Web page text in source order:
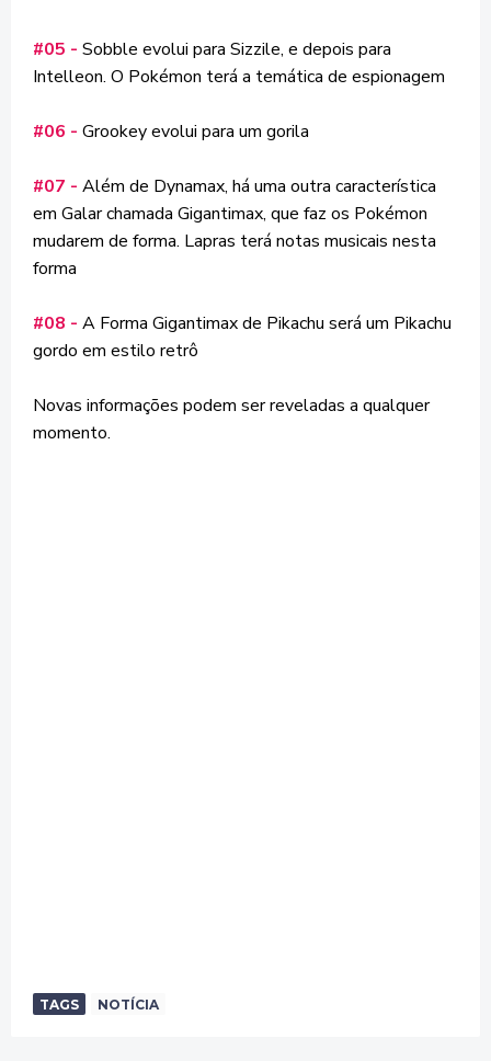
#05 - Sobble evolui para Sizzile, e depois para
Intelleon. O Pokémon terá a temática de espionagem
#06 - Grookey evolui para um gorila
#07 - Além de Dynamax, há uma outra característica
em Galar chamada Gigantimax, que faz os Pokémon
mudarem de forma. Lapras terá notas musicais nesta
forma
#08 - A Forma Gigantimax de Pikachu será um Pikachu
gordo em estilo retrô
Novas informações podem ser reveladas a qualquer
momento.
TAGS NOTÍCIA